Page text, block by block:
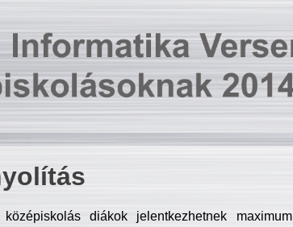
diákok jelentkezhetnek